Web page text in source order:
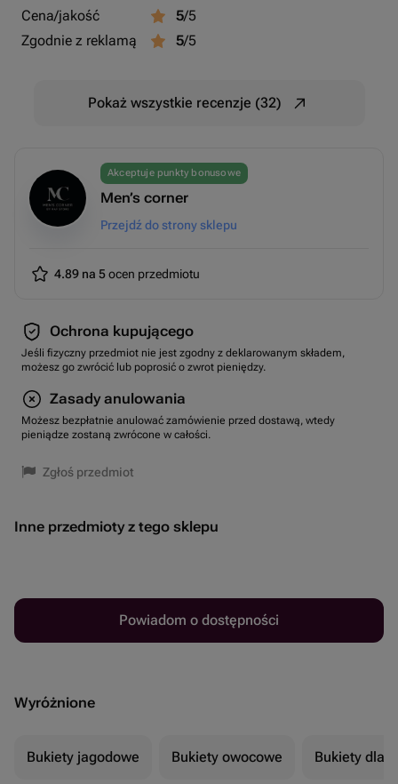
Cena/jakość
5/5
Zgodnie z reklamą
5/5
Pokaż wszystkie recenzje (32)
Akceptuje punkty bonusowe
Men’s corner
Przejdź do strony sklepu
4.89 na 5ocen przedmiotu
Ochrona kupującego
Jeśli fizyczny przedmiot nie jest zgodny z deklarowanym składem,
możesz go zwrócić lub poprosić o zwrot pieniędzy.
Zasady anulowania
Możesz bezpłatnie anulować zamówienie przed dostawą, wtedy
pieniądze zostaną zwrócone w całości.
Zgłoś przedmiot
Inne przedmioty z tego sklepu
Powiadom o dostępności
Wyróżnione
Bukiety jagodowe Bukiety owocowe Bukiety dla